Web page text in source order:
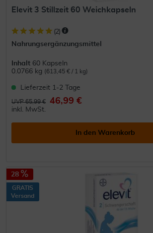
Elevit 3 Stillzeit 60 Weichkapseln
(2)
Nahrungsergänzungsmittel
Inhalt 60 Kapseln
0.0766 kg (613,45 € / 1 kg)
Lieferzeit 1-2 Tage
UVP 65,99 € 46,99 €
inkl. MwSt.
In den Warenkorb
28
GRATIS
Versand